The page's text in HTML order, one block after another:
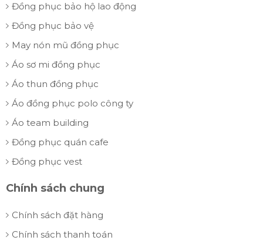
Đồng phục bảo hộ lao động
Đồng phục bảo vệ
May nón mũ đồng phục
Áo sơ mi đồng phục
Áo thun đồng phục
Áo đồng phục polo công ty
Áo team building
Đồng phục quán cafe
Đồng phục vest
Chính sách chung
Chính sách đặt hàng
Chính sách thanh toán